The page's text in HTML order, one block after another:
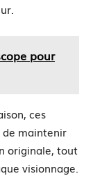
pour
ces
maintenir
originale, tout
visionnage.